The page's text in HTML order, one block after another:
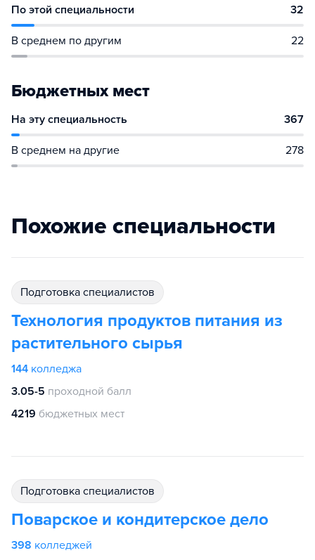
По этой специальности 32
В среднем по другим 22
Бюджетных мест
На эту специальность 367
В среднем на другие 278
Похожие специальности
подготовка специалистов
Технология продуктов питания из
растительного сырья
144 колледжа
3.05-5 проходной балл
4219 бюджетных мест
подготовка специалистов
Поварское и кондитерское дело
398 колледжей